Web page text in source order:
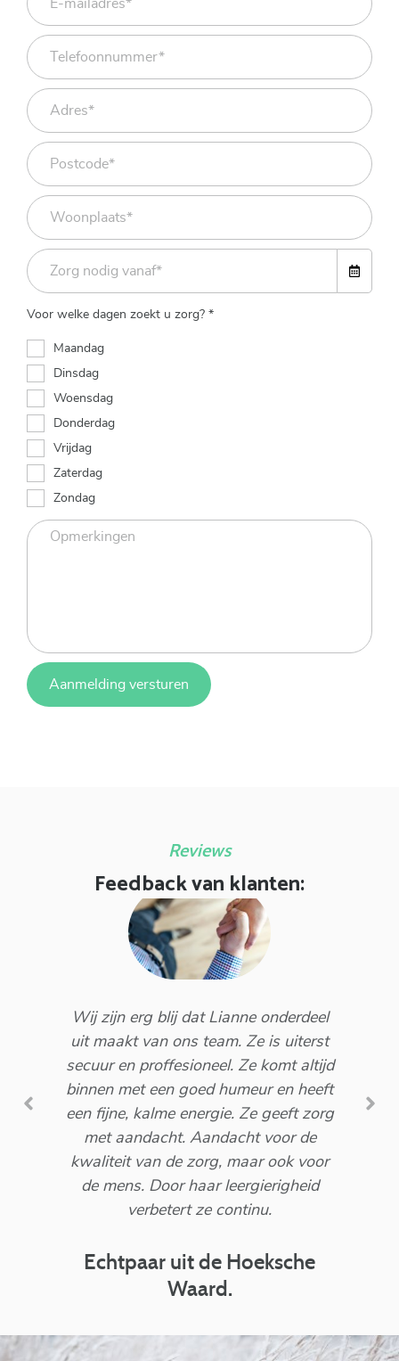
Voor welke dagen zoekt u zorg? *
Maandag
Dinsdag
Woensdag
Donderdag
Vrijdag
Zaterdag
Zondag
Aanmelding versturen
Reviews
Feedback van klanten:
Wij zijn erg blij dat Lianne onderdeel
uit maakt van ons team. Ze is uiterst
secuur en proffesioneel. Ze komt altijd
binnen met een goed humeur en heeft
een fijne, kalme energie. Ze geeft zorg
met aandacht. Aandacht voor de
kwaliteit van de zorg, maar ook voor
de mens. Door haar leergierigheid
verbetert ze continu.
Echtpaar uit de Hoeksche
Waard.
ik